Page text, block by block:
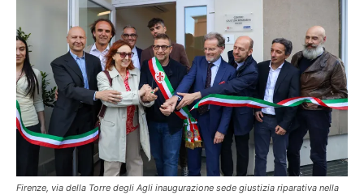
Firenze, via della Torre degli Agli inaugurazione sede giustizia riparativa nella